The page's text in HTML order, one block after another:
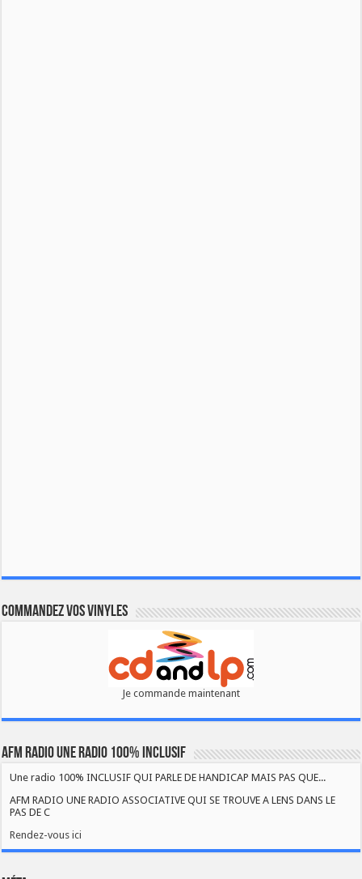
Commandez vos vinyles
Je commande maintenant
AFM RADIO UNE RADIO 100% INCLUSIF
Une radio 100% INCLUSIF QUI PARLE DE HANDICAP MAIS PAS QUE...
AFM RADIO UNE RADIO ASSOCIATIVE QUI SE TROUVE A LENS DANS LE
PAS DE C
Rendez-vous ici